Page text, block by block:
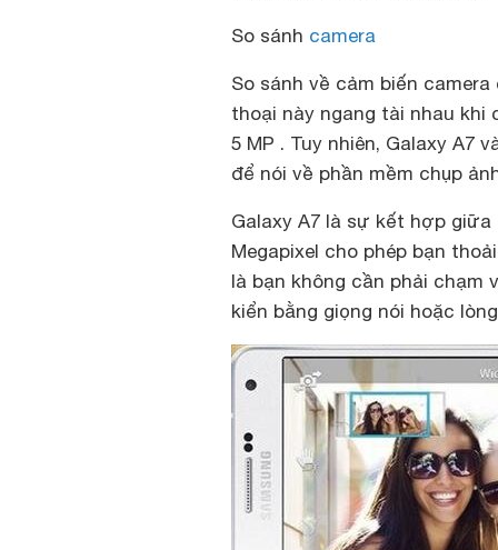
So sánh camera
So sánh về cảm biến
thoại này ngang tài nhau
5 MP . Tuy nhiên, Galaxy A7
để nói về phần mềm chụp
Galaxy A7 là sự kết hợp giữa
Megapixel cho phép bạn
là bạn không cần phải chạm
kiển bằng giọng nói hoặc